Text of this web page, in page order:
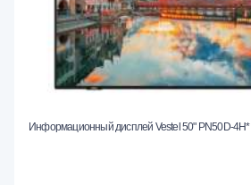
Информационный дисплей Vestel 50" PN50D-4H*